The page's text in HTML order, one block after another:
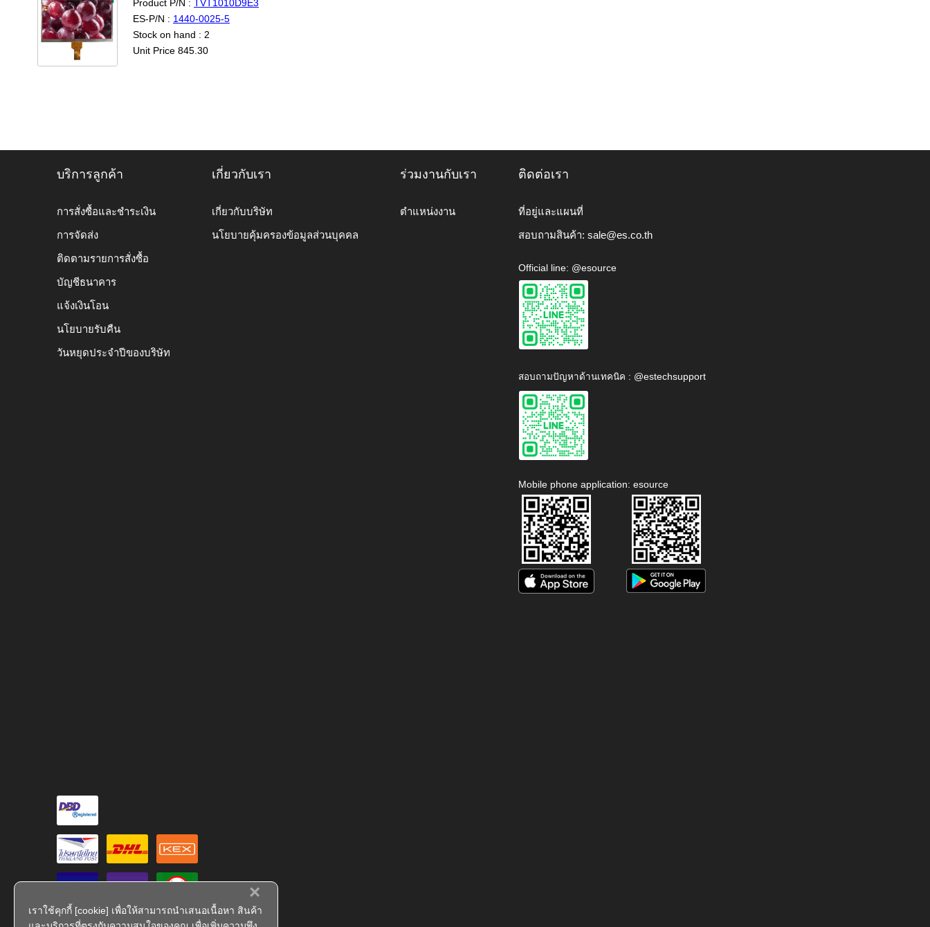
×
เราใช้คุกกี้ [cookie] เพื่อให้สามารถนำเสนอเนื้อหา สินค้า
Product P/N : TVT1010D9E3
ES-P/N : 1440-0025-5
Stock on hand : 2
Unit Price 845.30
บริการลูกค้า
การสั่งซื้อและชำระเงิน
การจัดส่ง
ติดตามรายการสั่งซื้อ
บัญชีธนาคาร
แจ้งเงินโอน
นโยบายรับคืน
วันหยุดประจำปีของบริษัท
เกี่ยวกับเรา
เกี่ยวกับบริษัท
นโยบายคุ้มครองข้อมูลส่วนบุคคล
ร่วมงานกับเรา
ตำแหน่งงาน
ติดต่อเรา
ที่อยู่และแผนที่
สอบถามสินค้า: sale@es.co.th
Official line: @esource
สอบถามปัญหาด้านเทคนิค : @estechsupport
Mobile phone application: esource